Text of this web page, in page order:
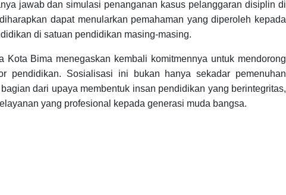
jawab dan simulasi penanganan kasus pelanggaran disiplin di
dapat menularkan pemahaman yang diperoleh kepada
di satuan pendidikan masing-masing.
Kota Bima menegaskan kembali komitmennya untuk mendorong
pendidikan. Sosialisasi ini bukan hanya sekadar pemenuhan
dari upaya membentuk insan pendidikan yang berintegritas,
yang profesional kepada generasi muda bangsa.